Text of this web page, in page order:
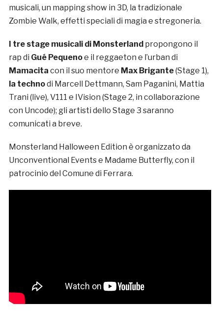
musicali, un mapping show in 3D, la tradizionale
Zombie Walk, effetti speciali di magia e stregoneria.
I tre stage musicali di Monsterland propongono il
rap di Gué Pequenoe il reggaeton e l’urban di
Mamacita con il suo mentore Max Brigante(Stage 1),
la technodi Marcell Dettmann, Sam Paganini, Mattia
Trani (live), V111 e IVision (Stage 2, in collaborazione
con Uncode); gli artisti dello Stage 3 saranno
comunicati a breve.
Monsterland Halloween Edition è organizzato da
Unconventional Events e Madame Butterfly, con il
patrocinio del Comune di Ferrara.